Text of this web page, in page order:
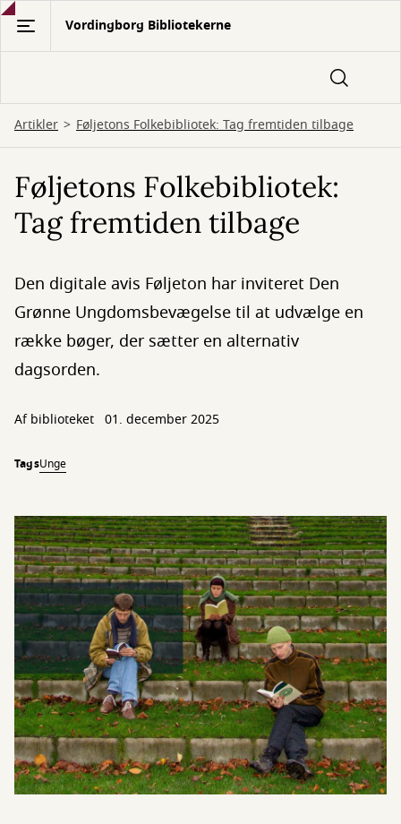
Gå
hovedindhold
Vordingborg Bibliotekerne
Artikler Føljetons Folkebibliotek: Tag fremtiden tilbage
Føljetons Folkebibliotek:
Tag fremtiden tilbage
Den digitale avis Føljeton har inviteret Den
Grønne Ungdomsbevægelse til at udvælge en
række bøger, der sætter en alternativ
dagsorden.
Af biblioteket 01. december 2025
TagsUnge